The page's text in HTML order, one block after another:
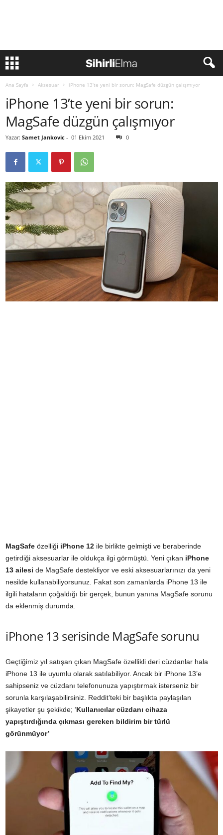
Ana Sayfa Aksesuar iPhone 13’te yeni bir sorun: MagSafe düzgün çalışmıyor
iPhone 13’te yeni bir sorun:
MagSafe düzgün çalışmıyor
Yazar: Samet Jankovic - 01 Ekim 2021 0
MagSafe özelliği iPhone 12 ile birlikte gelmişti ve beraberinde
getirdiği aksesuarlar ile oldukça ilgi görmüştü. Yeni çıkan iPhone
13 ailesi de MagSafe destekliyor ve eski aksesuarlarınızı da yeni
nesilde kullanabiliyorsunuz. Fakat son zamanlarda iPhone 13 ile
ilgili hataların çoğaldığı bir gerçek, bunun yanına MagSafe sorunu
da eklenmiş durumda.
iPhone 13 serisinde MagSafe sorunu
Geçtiğimiz yıl satışan çıkan MagSafe özellikli deri cüzdanlar hala
iPhone 13 ile uyumlu olarak satılabiliyor. Ancak bir iPhone 13’e
sahipseniz ve cüzdanı telefonunuza yapıştırmak isterseniz bir
sorunla karşılaşabilirsiniz. Reddit’teki bir başlıkta paylaşılan
şikayetler şu şekikde; ‘Kullanıcılar cüzdanı cihaza
yapıştırdığında çıkması gereken bildirim bir türlü
görünmüyor’